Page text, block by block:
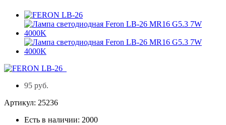
95 руб.
Артикул: 25236
Есть в наличии: 2000